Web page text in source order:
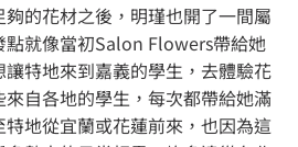
的花材之後，明瑾也開了一間屬
點就像當初Salon Flowers帶給她
特地來到嘉義的學生，去體驗花
自各地的學生，每次都帶給她滿
地從宜蘭或花蓮前來，也因為這